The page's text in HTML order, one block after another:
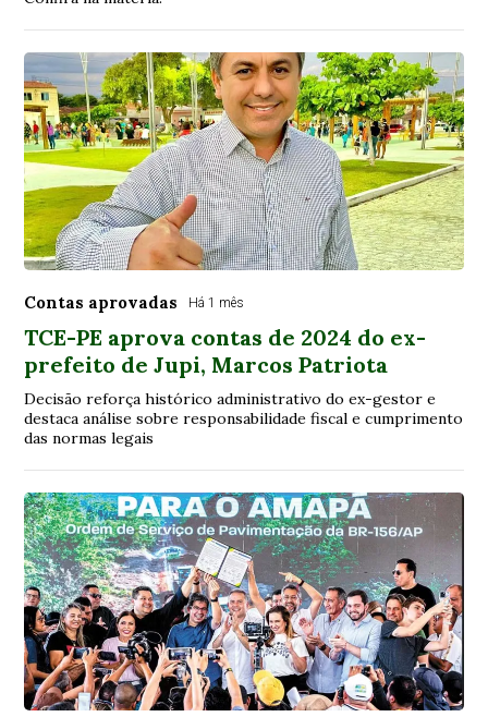
Contas aprovadas Há 1 mês
TCE-PE aprova contas de 2024 do ex-
prefeito de Jupi, Marcos Patriota
Decisão reforça histórico administrativo do ex-gestor e
destaca análise sobre responsabilidade fiscal e cumprimento
das normas legais